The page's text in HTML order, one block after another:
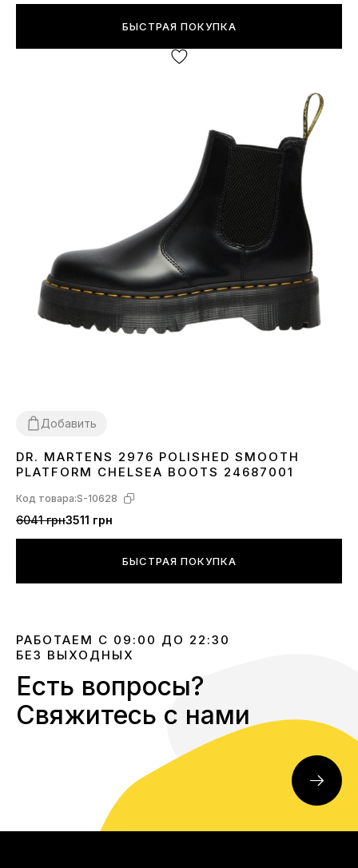
БЫСТРАЯ ПОКУПКА
Добавить
40
DR. MARTENS 2976 POLISHED SMOOTH
PLATFORM CHELSEA BOOTS 24687001
Код товара:S-10628
6041 грн3511 грн
БЫСТРАЯ ПОКУПКА
РАБОТАЕМ С 09:00 ДО 22:30
БЕЗ ВЫХОДНЫХ
Есть вопросы?
Свяжитесь с нами